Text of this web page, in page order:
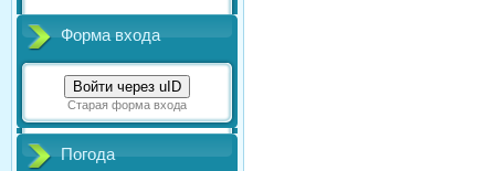
Форма входа
Войти через uID
Старая форма входа
Погода